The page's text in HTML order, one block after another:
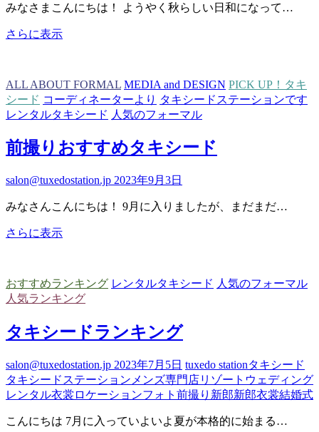
みなさまこんにちは！ ようやく秋らしい日和になって…
さらに表示🍁
ALL ABOUT FORMAL MEDIA and DESIGN PICK UP！タキ
シード コーディネーターより タキシードステーションです
レンタルタキシード 人気のフォーマル
前撮りおすすめタキシード
salon@tuxedostation.jp 2023年9月3日
みなさんこんにちは！ 9月に入りましたが、まだまだ…
さらに表示前
お
す
す
タ
シ
ー
ド
おすすめランキング レンタルタキシード 人気のフォーマル
人気ランキング
タキシードランキング
salon@tuxedostation.jp 2023年7月5日 tuxedo stationタキシード
タキシードステーション メンズ専門店リゾートウェディング
レンタル衣裳 ロケーションフォト 前撮り 新郎新郎衣裳結婚式
こんにちは 7月に入っていよいよ夏が本格的に始まる…